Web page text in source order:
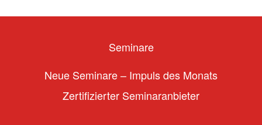
Seminare
Neue Seminare – Impuls des Monats
Zertifizierter Seminaranbieter